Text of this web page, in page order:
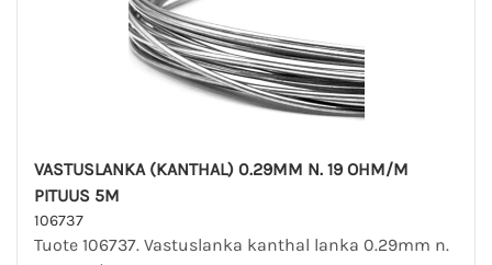
VASTUSLANKA (KANTHAL) 0.29MM N. 19 OHM/M
PITUUS 5M
106737
Tuote 106737. Vastuslanka kanthal lanka 0.29mm n.